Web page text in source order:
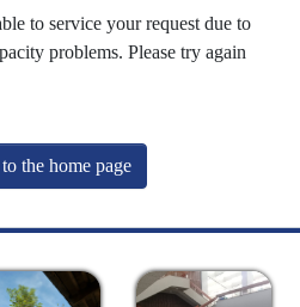
to service your request due to
problems. Please try again
the home page